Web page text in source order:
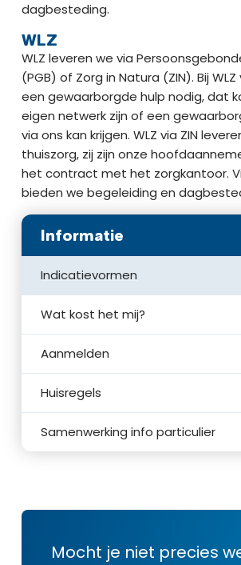
dagbesteding.​
WLZ
WLZ leveren we via
(PGB) of Zorg in Natura (ZIN). Bij WLZ
een gewaarborgde hulp nodig, dat
eigen netwerk zijn of een
via ons kan krijgen. WLZ via ZIN
thuiszorg, zij zijn onze
het contract met het zorgkantoor.
bieden we begeleiding en
Informatie
Indicatievormen
Wat kost het mij?
Aanmelden
Huisregels
Samenwerking info particulier
Mocht je niet precies